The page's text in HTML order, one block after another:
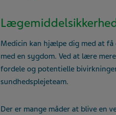
Medicin kan hjælpe dig med at
med en sygdom. Ved at lære
fordele og potentielle
sundhedsplejeteam.
Der er mange måder at blive en